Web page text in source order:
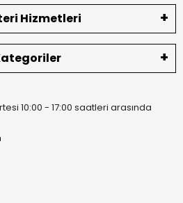
Hizmetleri
10:00 - 17:00 saatleri arasında